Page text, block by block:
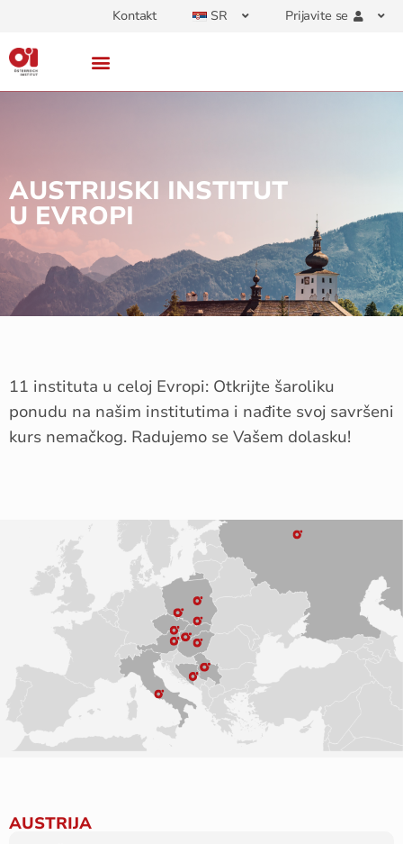
Kontakt SR Prijavite se
AUSTRIJSKI INSTITUT
U EVROPI
11 instituta u celoj Evropi: Otkrijte šaroliku
ponudu na našim institutima i nađite svoj savršeni
kurs nemačkog. Radujemo se Vašem dolasku!
AUSTRIJA